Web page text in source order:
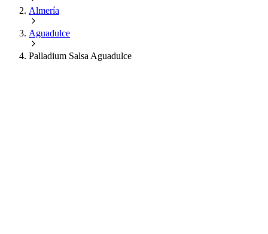
Almería
Aguadulce
Palladium Salsa Aguadulce